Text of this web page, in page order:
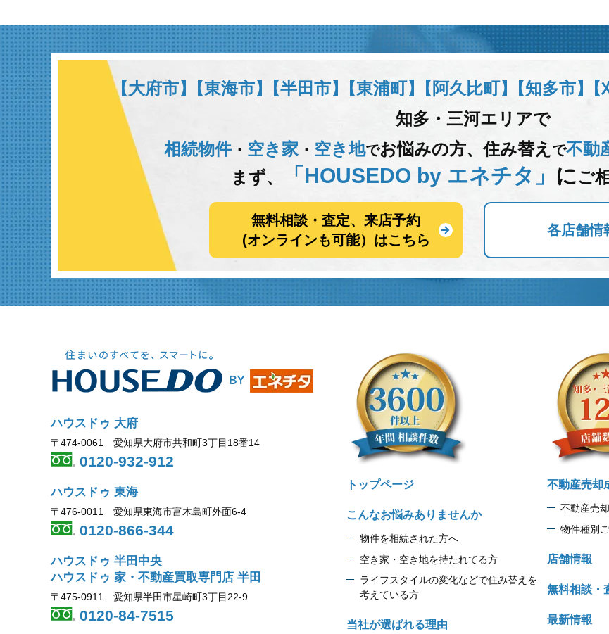
【大府市】 【東海市】 【半田市】 【東浦町】 【阿久比町】 【知多市】
知多・三河エリアで
相続物件･ 空き家･ 空き地でお悩みの方、住み替え で不動
まず、 「HOUSEDO by エネチタ」 にご
無料相談・査定、来店予約
(オンラインも可能）はこちら
各店舗情
ハウスドゥ 大府
〒474-0061 愛知県大府市共和町3丁目18番14
0120-932-912
ハウスドゥ 東海
〒476-0011 愛知県東海市富木島町外面6-4
0120-866-344
ハウスドゥ 半田中央
ハウスドゥ 家・不動産買取専門店 半田
〒475-0911 愛知県半田市星崎町3丁目22-9
0120-84-7515
トップページ
こんなお悩みありませんか
物件を相続された方へ
空き家・空き地を持たれてる方
ライフスタイルの変化などで住み替えを
考えている方
当社が選ばれる理由
不動産売却
不動産売
物件種別
店舗情報
無料相談・
最新情報